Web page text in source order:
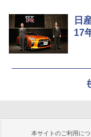
日
17
本サイトのご利用につ